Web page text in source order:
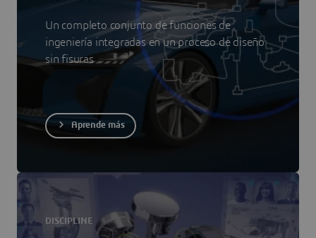
Un completo conjunto de funciones de
ingeniería integradas en un proceso de diseño
sin fisuras
Aprende más
DISCIPLINE